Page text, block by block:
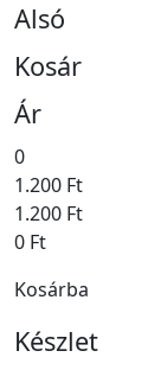
Alsó
Kosár
Ár
0
1.200 Ft
1.200 Ft
0 Ft
Kosárba
Készlet